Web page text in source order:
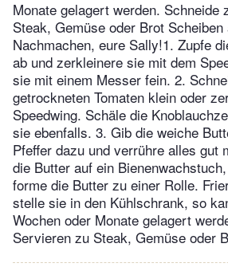
Monate gelagert werden. Schneide
Steak, Gemüse oder Brot
Nachmachen, eure Sally!1. Zupfe
ab und zerkleinere sie mit dem
sie mit einem Messer fein. 2.
getrockneten Tomaten klein oder
Speedwing. Schäle die
sie ebenfalls. 3. Gib die weiche
Pfeffer dazu und verrühre alles gut
die Butter auf ein
forme die Butter zu einer Rolle.
stelle sie in den Kühlschrank, so
Wochen oder Monate gelagert
Servieren zu Steak, Gemüse oder